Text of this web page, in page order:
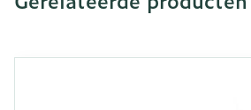
Navigeren door de elementen
Druk om carrousel over te slaan
Druk op om naar